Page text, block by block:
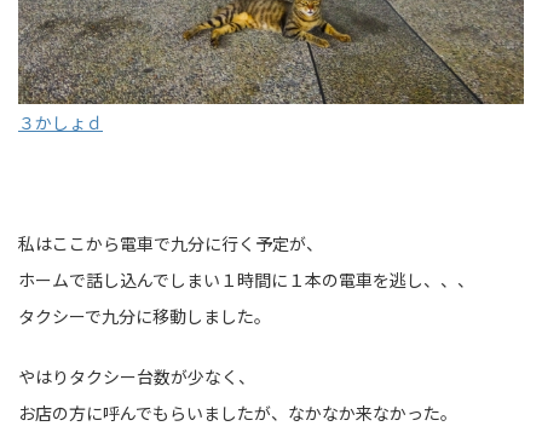
３かしょｄ
私はここから電車で九分に行く予定が、
ホームで話し込んでしまい１時間に１本の電車を逃し、、、
タクシーで九分に移動しました。
やはりタクシー台数が少なく、
お店の方に呼んでもらいましたが、なかなか来なかった。